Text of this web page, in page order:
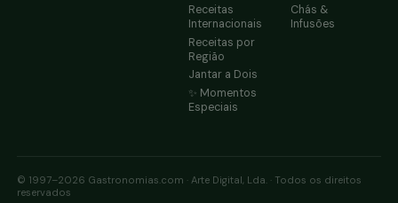
Receitas
Internacionais
Receitas por
Região
Jantar a Dois
✨ Momentos
Especiais
Chás &
Infusões
© 1997–2026 Gastronomias.com · Arte Digital, Lda. · Todos os direitos
reservados